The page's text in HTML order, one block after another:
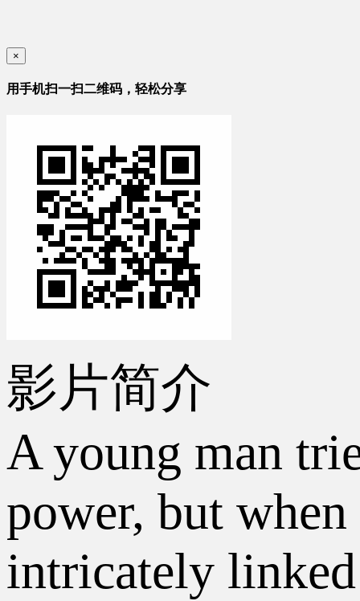
×
用手机扫一扫二维码，轻松分享
影片简介
A young man
power, but
intricately linked